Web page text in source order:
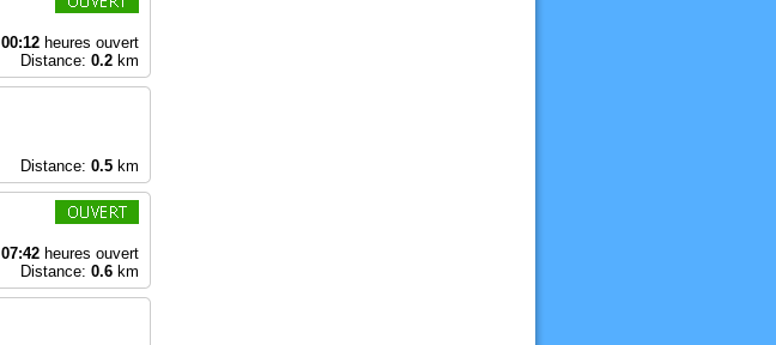
00:12heures ouvert
Distance: 0.2km
Distance: 0.5km
07:42heures ouvert
Distance: 0.6km